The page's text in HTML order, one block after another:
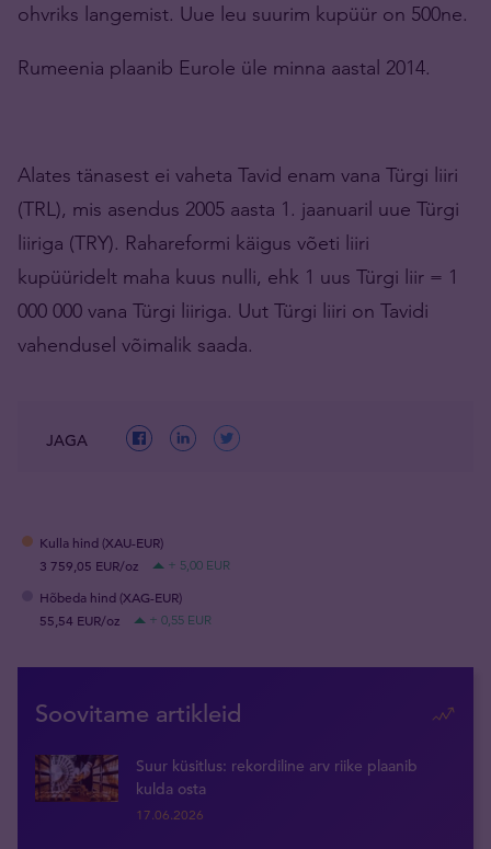
ohvriks langemist. Uue leu suurim kupüür on 500ne.
Rumeenia plaanib Eurole üle minna aastal 2014.
Alates tänasest ei vaheta Tavid enam vana Türgi liiri
(TRL), mis asendus 2005 aasta 1. jaanuaril uue Türgi
liiriga (TRY). Rahareformi käigus võeti liiri
kupüüridelt maha kuus nulli, ehk 1 uus Türgi liir = 1
000 000 vana Türgi liiriga. Uut Türgi liiri on Tavidi
vahendusel võimalik saada.
JAGA
Kulla hind (XAU-EUR)
3 759,05 EUR/oz
+ 5,00 EUR
Hõbeda hind (XAG-EUR)
55,54 EUR/oz
+ 0,55 EUR
Soovitame artikleid
Suur küsitlus: rekordiline arv riike plaanib
kulda osta
17.06.2026